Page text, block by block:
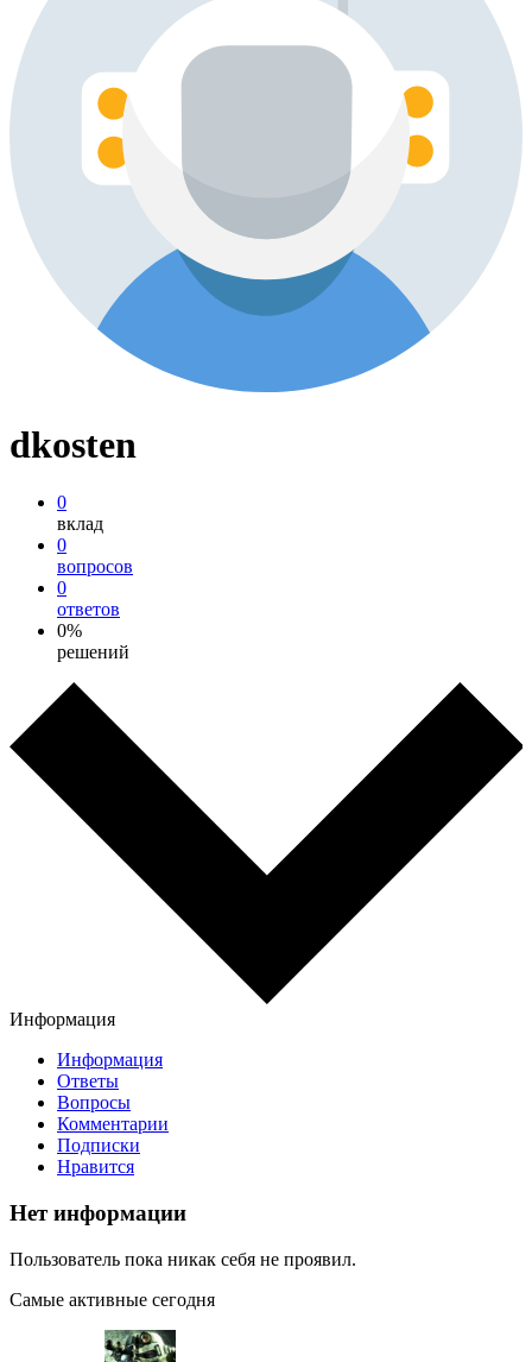
dkosten
0
вклад
0
вопросов
0
ответов
0%
решений
Информация
Информация
Ответы
Вопросы
Комментарии
Подписки
Нравится
Нет информации
Пользователь пока никак себя не проявил.
Самые активные сегодня